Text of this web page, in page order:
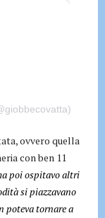
ovvero quella
con ben 11
poi ospitavo altri
si piazzavano
poteva tornare a